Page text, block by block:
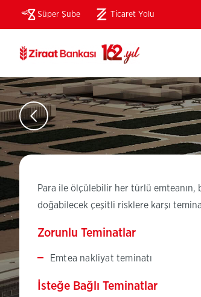
Süper Şube Ticaret Yolu
(Bu
sayfa
pencerede
açılacaktır)
Para ile ölçülebilir her türlü emteanın,
doğabilecek çeşitli risklere karşı
Zorunlu Teminatlar
Emtea nakliyat teminatı
İsteğe Bağlı Teminatlar